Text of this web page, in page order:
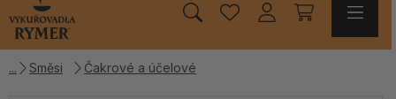
Směsi Čakrové a účelové